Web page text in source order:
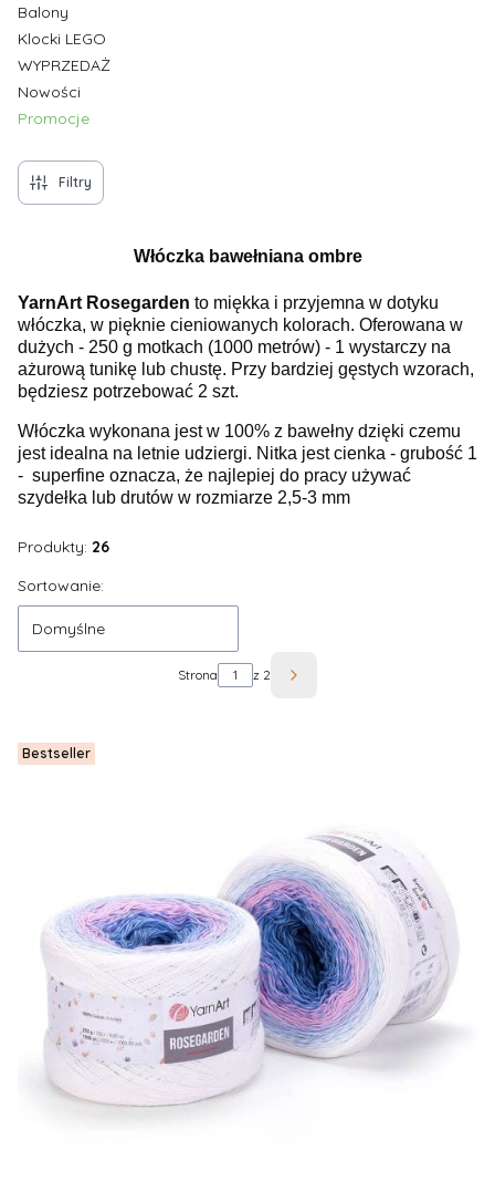
Balony
Klocki LEGO
WYPRZEDAŻ
Nowości
Promocje
Filtry
Włóczka bawełniana ombre
YarnArt Rosegarden to miękka i przyjemna w dotyku
włóczka, w pięknie cieniowanych kolorach. Oferowana w
dużych - 250 g motkach (1000 metrów) - 1 wystarczy na
ażurową tunikę lub chustę. Przy bardziej gęstych wzorach,
będziesz potrzebować 2 szt.
Włóczka wykonana jest w 100% z bawełny dzięki czemu
jest idealna na letnie udziergi. Nitka jest cienka - grubość 1
- superfine oznacza, że najlepiej do pracy używać
szydełka lub drutów w rozmiarze 2,5-3 mm
Produkty: 26
Lista produktów
Sortowanie:
Domyślne
Strona z 2 Następne produkty
Bestseller